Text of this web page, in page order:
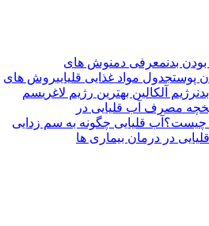
بدنمعرفی دمنوش های
پوستجدول مواد غذایی قلیاییروش های
رژیم آلکالین بهترین رژیم لاغریسم
مصرف آب قلیایی در
چیست؟ آب قلیایی چگونه به سم زدایی
در درمان بیماری ها